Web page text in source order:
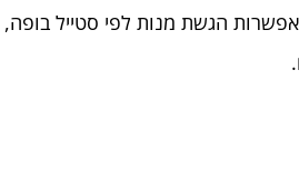
הגשת מנות לפי סטייל בופה,